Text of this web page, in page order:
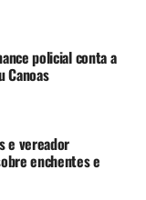
policial conta a
Canoas
e vereador
enchentes e